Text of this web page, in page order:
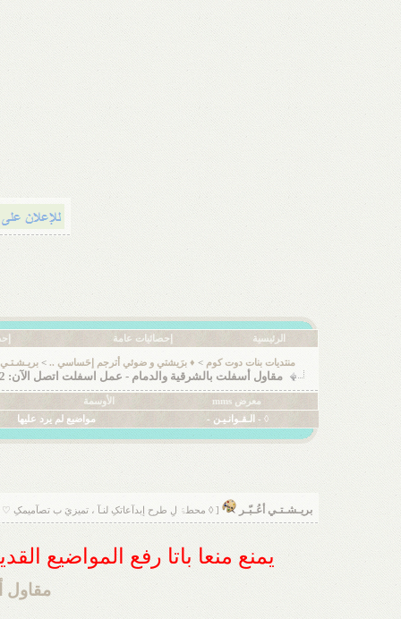
الرئيسية إحصائيات عامة
منتديات بنات دوت كوم > ♦ برَيشتي و ضوئي أترجم إحَساسي .. >
مقاول أسفلت بالشرقية والدمام - عمل اسفلت اتصل الآن: 0506291462
معرض mms
الأوسمة
◊ - الـقـوانـيـن -
مواضيع لم يرد عليها
بريـشـتـي أعُـبّـر [ ◊ محطۃَ لِ طرح إبدآعاتکِ لنـآ ، تميزيَ ب تصآميمکِ
يمنع منعا باتا رفع المواضيع
مقاول